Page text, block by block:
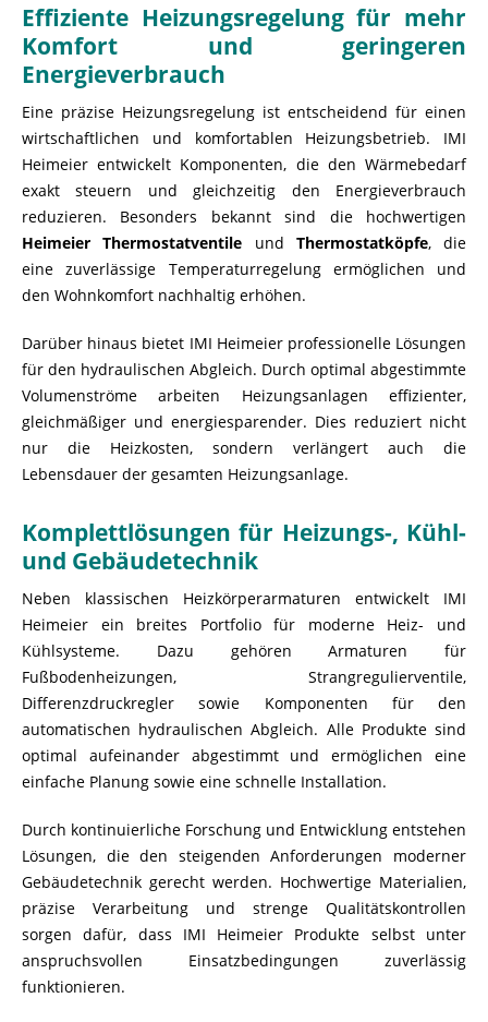
Effiziente Heizungsregelung für mehr
Komfort und geringeren
Energieverbrauch
Eine präzise Heizungsregelung ist entscheidend für einen
wirtschaftlichen und komfortablen Heizungsbetrieb. IMI
Heimeier entwickelt Komponenten, die den Wärmebedarf
exakt steuern und gleichzeitig den Energieverbrauch
reduzieren. Besonders bekannt sind die hochwertigen
Heimeier Thermostatventile und Thermostatköpfe, die
eine zuverlässige Temperaturregelung ermöglichen und
den Wohnkomfort nachhaltig erhöhen.
Darüber hinaus bietet IMI Heimeier professionelle Lösungen
für den hydraulischen Abgleich. Durch optimal abgestimmte
Volumenströme arbeiten Heizungsanlagen effizienter,
gleichmäßiger und energiesparender. Dies reduziert nicht
nur die Heizkosten, sondern verlängert auch die
Lebensdauer der gesamten Heizungsanlage.
Komplettlösungen für Heizungs-, Kühl-
und Gebäudetechnik
Neben klassischen Heizkörperarmaturen entwickelt IMI
Heimeier ein breites Portfolio für moderne Heiz- und
Kühlsysteme. Dazu gehören Armaturen für
Fußbodenheizungen, Strangregulierventile,
Differenzdruckregler sowie Komponenten für den
automatischen hydraulischen Abgleich. Alle Produkte sind
optimal aufeinander abgestimmt und ermöglichen eine
einfache Planung sowie eine schnelle Installation.
Durch kontinuierliche Forschung und Entwicklung entstehen
Lösungen, die den steigenden Anforderungen moderner
Gebäudetechnik gerecht werden. Hochwertige Materialien,
präzise Verarbeitung und strenge Qualitätskontrollen
sorgen dafür, dass IMI Heimeier Produkte selbst unter
anspruchsvollen Einsatzbedingungen zuverlässig
funktionieren.